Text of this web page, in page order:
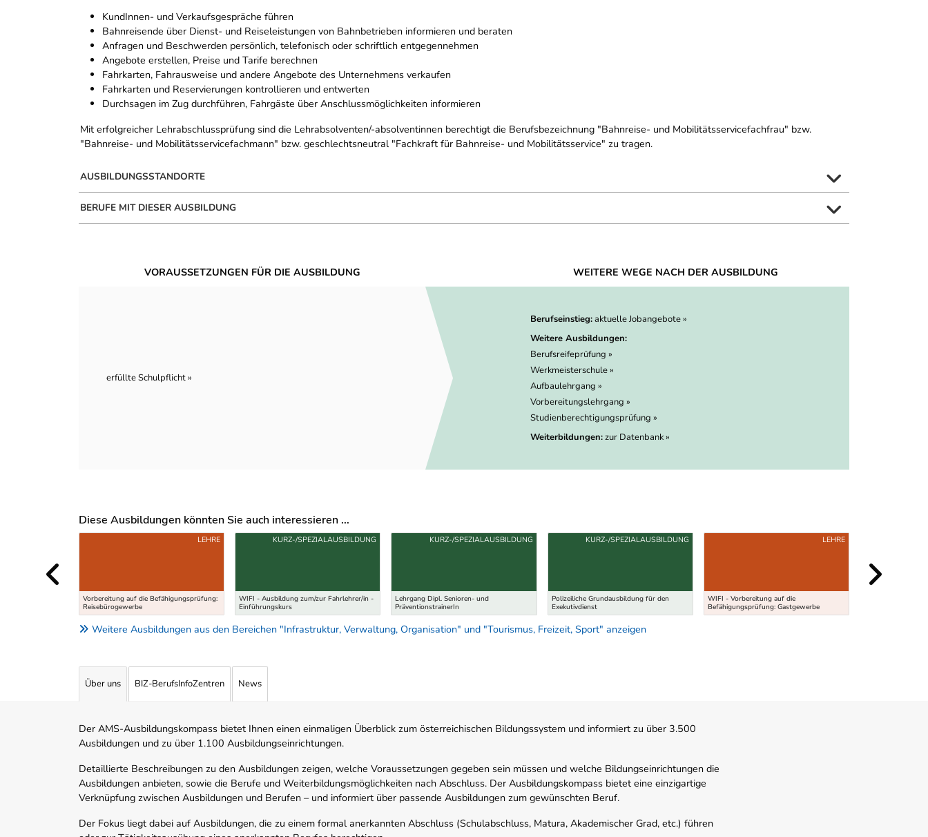
KundInnen- und Verkaufsgespräche führen
Bahnreisende über Dienst- und Reiseleistungen von Bahnbetrieben informieren und beraten
Anfragen und Beschwerden persönlich, telefonisch oder schriftlich entgegennehmen
Angebote erstellen, Preise und Tarife berechnen
Fahrkarten, Fahrausweise und andere Angebote des Unternehmens verkaufen
Fahrkarten und Reservierungen kontrollieren und entwerten
Durchsagen im Zug durchführen, Fahrgäste über Anschlussmöglichkeiten informieren
Mit erfolgreicher Lehrabschlussprüfung sind die Lehrabsolventen/-absolventinnen berechtigt die Berufsbezeichnung "Bahnreise- und Mobilitätsservicefachfrau" bzw.
"Bahnreise- und Mobilitätsservicefachmann" bzw. geschlechtsneutral "Fachkraft für Bahnreise- und Mobilitätsservice" zu tragen.
AUSBILDUNGSSTANDORTE
BERUFE MIT DIESER AUSBILDUNG
VORAUSSETZUNGEN FÜR DIE AUSBILDUNG
erfüllte Schulpflicht »
WEITERE WEGE NACH DER AUSBILDUNG
Berufseinstieg:aktuelle Jobangebote »
Weitere Ausbildungen:
Berufsreifeprüfung »
Werkmeisterschule »
Aufbaulehrgang »
Vorbereitungslehrgang »
Studienberechtigungsprüfung »
Weiterbildungen:zur Datenbank »
Diese Ausbildungen könnten Sie auch interessieren ...
Uber weitere Ausbildungsvorschläge
Vorbereitung auf die Befähigungsprüfung:
Reisebürogewerbe
LEHRE
WIFI - Ausbildung zum/zur Fahrlehrer/in -
Einführungskurs
KURZ-/SPEZIALAUSBILDUNG
Lehrgang Dipl. Senioren- und
PräventionstrainerIn
KURZ-/SPEZIALAUSBILDUNG
Polizeiliche Grundausbildung für den
Exekutivdienst
KURZ-/SPEZIALAUSBILDUNG
WIFI - Vorbereitung auf die
Befähigungsprüfung: Gastgewerbe
LEHRE
Weitere Ausbildungen aus den Bereichen "Infrastruktur, Verwaltung, Organisation" und "Tourismus, Freizeit, Sport" anzeigen
Über uns BIZ-BerufsInfoZentren News
Der AMS-Ausbildungskompass bietet Ihnen einen einmaligen Überblick zum österreichischen Bildungssystem und informiert zu über 3.500
Ausbildungen und zu über 1.100 Ausbildungseinrichtungen.
Detaillierte Beschreibungen zu den Ausbildungen zeigen, welche Voraussetzungen gegeben sein müssen und welche Bildungseinrichtungen die
Ausbildungen anbieten, sowie die Berufe und Weiterbildungsmöglichkeiten nach Abschluss. Der Ausbildungskompass bietet eine einzigartige
Verknüpfung zwischen Ausbildungen und Berufen – und informiert über passende Ausbildungen zum gewünschten Beruf.
Der Fokus liegt dabei auf Ausbildungen, die zu einem formal anerkannten Abschluss (Schulabschluss, Matura, Akademischer Grad, etc.) führen